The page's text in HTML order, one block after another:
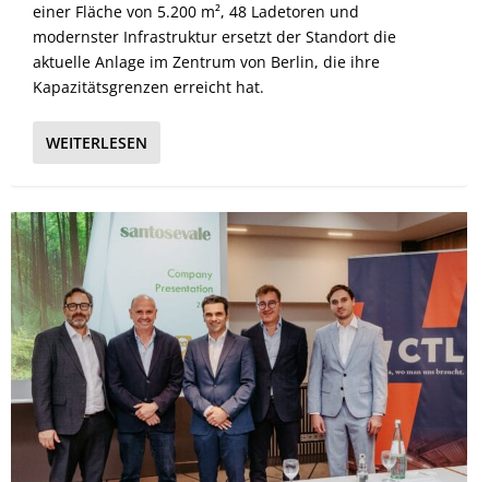
einer Fläche von 5.200 m², 48 Ladetoren und
modernster Infrastruktur ersetzt der Standort die
aktuelle Anlage im Zentrum von Berlin, die ihre
Kapazitätsgrenzen erreicht hat.
WEITERLESEN